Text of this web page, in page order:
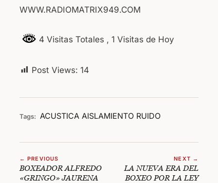
WWW.RADIOMATRIX949.COM
4 Visitas Totales , 1 Visitas de Hoy
Post Views: 14
Tags: ACUSTICA AISLAMIENTO RUIDO
← PREVIOUS
BOXEADOR ALFREDO
«GRINGO» JAURENA
NEXT →
LA NUEVA ERA DEL
BOXEO POR LA LEY